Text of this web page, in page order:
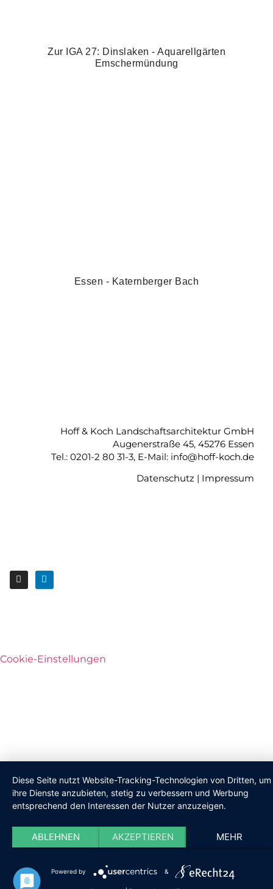
Zur IGA 27: Dinslaken - Aquarellgärten
Emschermündung
Essen - Katernberger Bach
Hoff & Koch Landschaftsarchitektur GmbH
Augenerstraße 45, 45276 Essen
Tel.: 0201-2 80 31-3, E-Mail: info@hoff-koch.de
Datenschutz | Impressum
Cookie-Einstellungen
Diese Seite nutzt Website-Tracking-Technologien von Dritten, um
ihre Dienste anzubieten, stetig zu verbessern und Werbung
entsprechend den Interessen der Nutzer anzuzeigen.
ABLEHNEN AKZEPTIEREN MEHR
Powered by &